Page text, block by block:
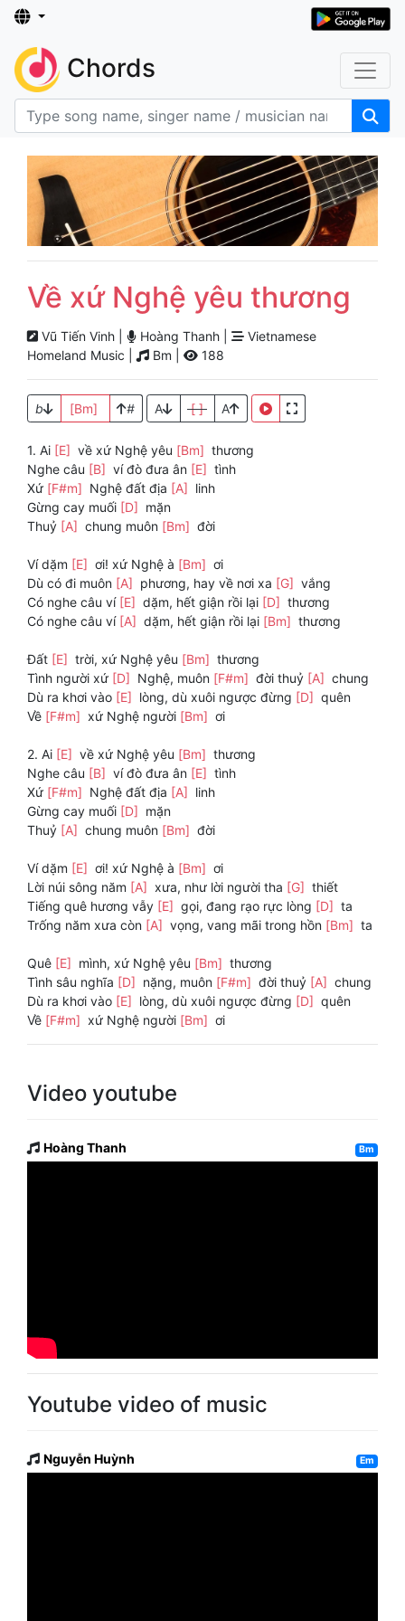
Chords
Về xứ Nghệ yêu thương
Vũ Tiến Vinh | Hoàng Thanh |
Vietnamese
Homeland Music |
Bm | 188
b [Bm] # A [ ] A
1. Ai [E] về xứ Nghệ yêu [Bm] thương
Nghe câu [B] ví đò đưa ân [E] tình
Xứ [F#m] Nghệ đất địa [A] linh
Gừng cay muối [D] mặn
Thuỷ [A] chung muôn [Bm] đời
Ví dặm [E] ơi! xứ Nghệ à [Bm] ơi
Dù có đi muôn [A] phương, hay về nơi xa [G] vắng
Có nghe câu ví [E] dặm, hết giận rồi lại [D] thương
Có nghe câu ví [A] dặm, hết giận rồi lại [Bm] thương
Đất [E] trời, xứ Nghệ yêu [Bm] thương
Tình người xứ [D] Nghệ, muôn [F#m] đời thuỷ [A] chung
Dù ra khơi vào [E] lòng, dù xuôi ngược đừng [D] quên
Về [F#m] xứ Nghệ người [Bm] ơi
2. Ai [E] về xứ Nghệ yêu [Bm] thương
Nghe câu [B] ví đò đưa ân [E] tình
Xứ [F#m] Nghệ đất địa [A] linh
Gừng cay muối [D] mặn
Thuỷ [A] chung muôn [Bm] đời
Ví dặm [E] ơi! xứ Nghệ à [Bm] ơi
Lời núi sông năm [A] xưa, như lời người tha [G] thiết
Tiếng quê hương vẫy [E] gọi, đang rạo rực lòng [D] ta
Trống năm xưa còn [A] vọng, vang mãi trong hồn [Bm] ta
Quê [E] mình, xứ Nghệ yêu [Bm] thương
Tình sâu nghĩa [D] nặng, muôn [F#m] đời thuỷ [A] chung
Dù ra khơi vào [E] lòng, dù xuôi ngược đừng [D] quên
Về [F#m] xứ Nghệ người [Bm] ơi
Video youtube
Hoàng Thanh Bm
Youtube video of music
Nguyễn Huỳnh Em